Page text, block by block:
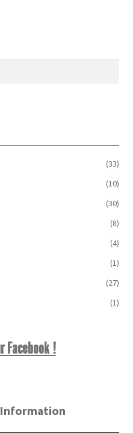
(33)
(10)
(30)
(8)
(4)
(1)
(27)
(1)
Facebook !